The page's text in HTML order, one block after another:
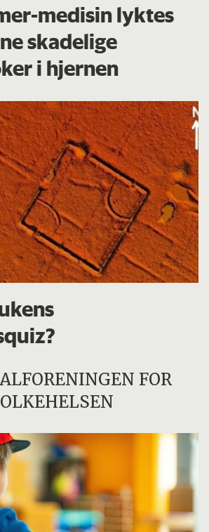
medisin lyktes
skadelige
i hjernen
FOR